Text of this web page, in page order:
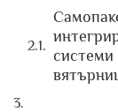
системи